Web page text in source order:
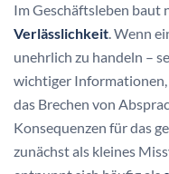
Im Geschäftsleben baut
Verlässlichkeit. Wenn
unehrlich zu handeln –
wichtiger
das Brechen von
Konsequenzen für das
zunächst als kleines